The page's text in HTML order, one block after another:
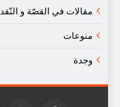
مقالات في القصّة و النّقد
منوعات
وجدة